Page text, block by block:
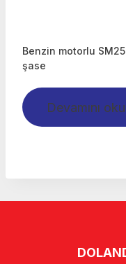
Benzin motorlu
şase
Devamını oku